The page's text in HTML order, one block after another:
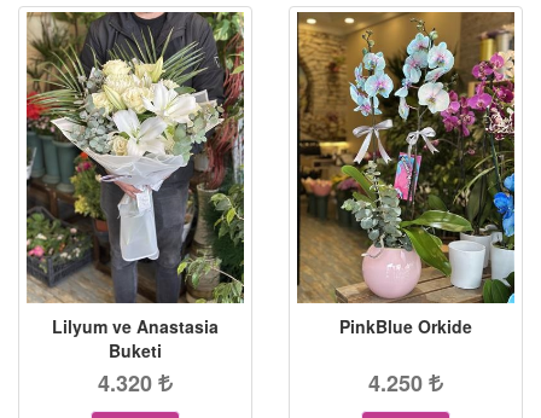
Lilyum ve Anastasia
Buketi
4.320
PinkBlue Orkide
4.250